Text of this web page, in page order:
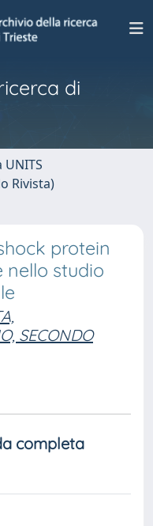
di
Rivista)
protein
nello studio
SECONDO
completa